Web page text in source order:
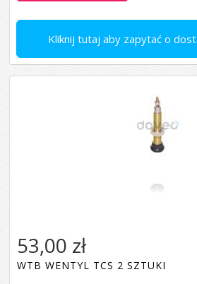
Kliknij tutaj aby zapytać o
53,00 zł
WTB WENTYL TCS 2 SZTUKI